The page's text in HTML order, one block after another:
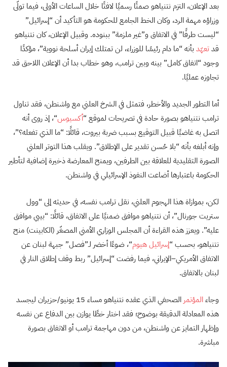
بعد الإعلان، التزم نتنياهو صمتًا رسميًا لافتًا خلال الساعات الأولى، فيما تولّى
وزراؤه مهمة الرد، وكان الخط الجامع للحكومة هو التأكيد أن “إسرائيل”
“ليست طرفًا” في الاتفاق و”غير ملزمة” ببنوده. وقبيل الإعلان، كان نتنياهو
قدتعهّد بأنه “ما دام رئيسًا للوزراء، لن تمتلك إيران أسلحة نووية”، مؤكدًا
وجود “اتفاق كامل” بينه وبين ترامب، وهو خطاب بدا أن الإعلان اللاحق قد
تجاوزه عمليًا.
أما التطور الجديد والأخطر، فتمثل في الشرخ العلني مع واشنطن، فقد تناول
ترامب نتنياهو بصورة حادة في تصريحات لموقع “أكسيوس“، إذ روى أنه
اتصل به غاضبًا قبيل التوقيع بسبب ضربة بيروت، قائلًا: “ما الذي تفعله؟”،
وإنه أبلغه بأنه “بلا حُسن تقدير على الإطلاق”. ويقلب هذا التوتر العلني
الصورة التقليدية للعلاقة بين الطرفين، ويمنح المعارضة ذخيرة إضافية لتأطير
الحكومة باعتبارها أضاعت النفوذ الإسرائيلي في واشنطن.
لكن، بموازاة هذا الهجوم العلني، نقل ترامب نفسه، في حديثه إلى “وول
ستريت جورنال”، أن نتنياهو موافق ضمنيًا على الاتفاق، قائلًا: “بيبي موافق
عليه”. ويعزز هذه القراءة أن المجلس الوزاري الأمني المصغّر (الكابينت) منح
نتنياهو، بحسب “إسرائيل هيوم“، ضوءًا أخضر لـ”فصل” جبهة لبنان عن
الاتفاق الأمريكي–الإيراني، فيما رفضت “إسرائيل” ربط وقف إطلاق النار في
لبنان بالاتفاق.
وجاءالمؤتمر
الصحفي الذي عقده نتنياهو مساء 15 يونيو/حزيران ليجسد
هذه المعادلة الدقيقة بوضوح؛ فقد اختار خطًا يوازن بين الدفاع عن نفسه
وإظهار التمايز عن واشنطن، من دون مهاجمة ترامب أو الاتفاق بصورة
مباشرة.